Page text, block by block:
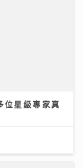
星級專家真